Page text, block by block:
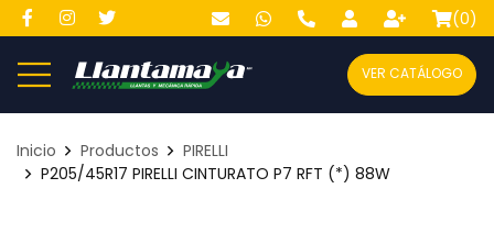
(0)
VER CATÁLOGO
Inicio Productos
PIRELLI
P205/45R17 PIRELLI CINTURATO P7 RFT (*) 88W